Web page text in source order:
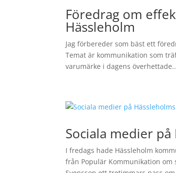
Föredrag om
Hässleholm
Jag förbereder som bäst ett
Temat är kommunikation som
varumärke i dagens
Sociala medier
I fredags hade Hässleholm
från Populär Kommunikation